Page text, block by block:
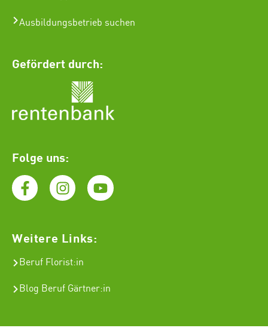
Ausbildungsbetrieb suchen
Gefördert durch:
Folge uns:
Weitere Links:
Beruf Florist:in
Blog Beruf Gärtner:in